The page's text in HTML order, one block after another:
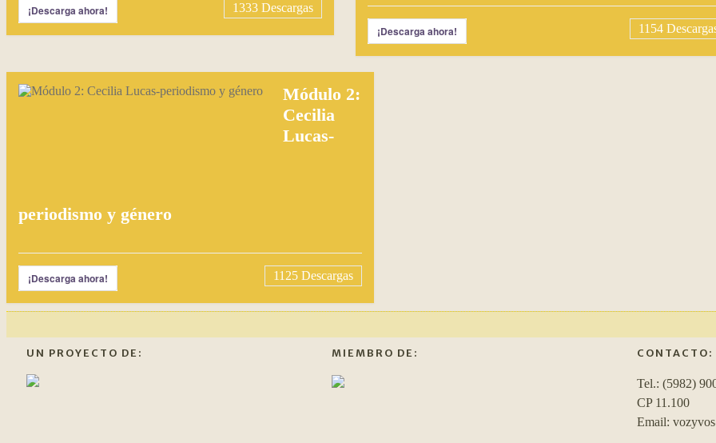
¡Descarga ahora! 1333 Descargas
¡Descarga ahora! 1154
Módulo 2:
Cecilia
Lucas-
periodismo y género
¡Descarga ahora! 1125 Descargas
UN PROYECTO DE: MIEMBRO DE: CONTACTO:
Tel.: (5982)
CP 11.100
Email: